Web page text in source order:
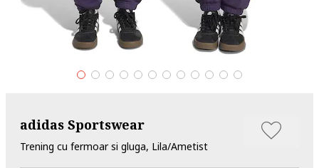
adidas Sportswear
Trening cu fermoar si gluga, Lila/Ametist